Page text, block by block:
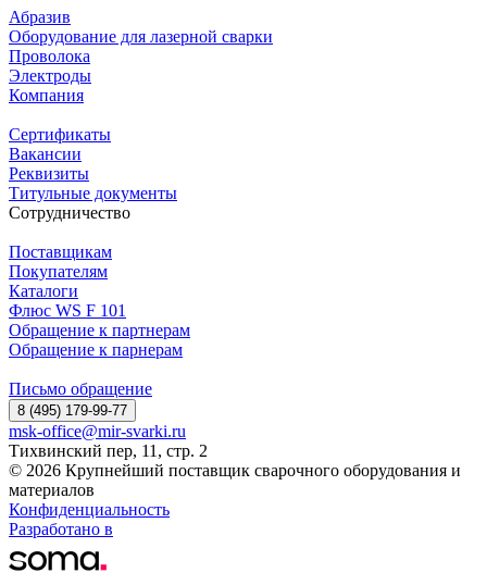
Абразив
Оборудование для лазерной сварки
Проволока
Электроды
Компания
Сертификаты
Вакансии
Реквизиты
Титульные документы
Сотрудничество
Поставщикам
Покупателям
Каталоги
Флюс WS F 101
Обращение к партнерам
Обращение к парнерам
Письмо обращение
8 (495) 179-99-77
msk-office@mir-svarki.ru
Тихвинский пер, 11, стр. 2
© 2026 Крупнейший поставщик сварочного оборудования и
материалов
Конфиденциальность
Разработано в